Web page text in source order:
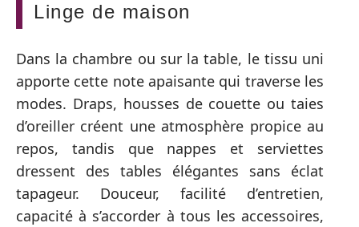
Linge de maison
Dans la chambre ou sur la table, le tissu uni
apporte cette note apaisante qui traverse les
modes. Draps, housses de couette ou taies
d’oreiller créent une atmosphère propice au
repos, tandis que nappes et serviettes
dressent des tables élégantes sans éclat
tapageur. Douceur, facilité d’entretien,
capacité à s’accorder à tous les accessoires,